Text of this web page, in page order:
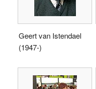
Geert van Istendael
(1947-)